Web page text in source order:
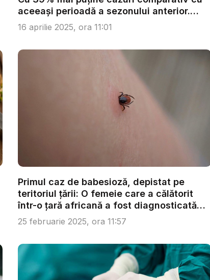
aceeași perioadă a sezonului anterior.
Ma...
16 aprilie 2025, ora 11:01
Primul caz de babesioză, depistat pe
teritoriul țării: O femeie care a călătorit
într-o țară africană a fost diagnosticată
c...
25 februarie 2025, ora 11:57